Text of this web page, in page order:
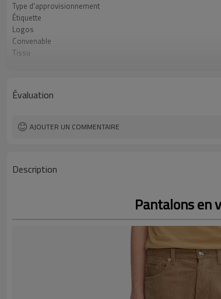
Type d'approvisionnement
Étiquette
Logos
Convenable
Tissu
GOUSSET
Évaluation
AJOUTER UN COMMENTAIRE
Description
Pantalons en